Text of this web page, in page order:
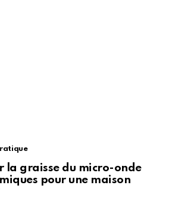
la graisse du micro-onde
pour une maison